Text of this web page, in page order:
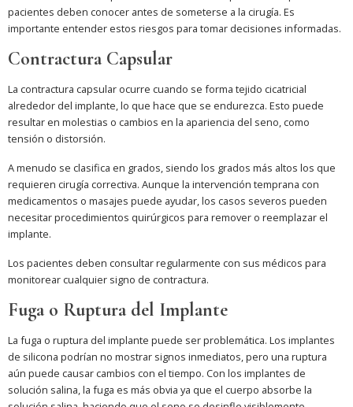
pacientes deben conocer antes de someterse a la cirugía. Es
importante entender estos riesgos para tomar decisiones informadas.
Contractura Capsular
La contractura capsular ocurre cuando se forma tejido cicatricial
alrededor del implante, lo que hace que se endurezca. Esto puede
resultar en molestias o cambios en la apariencia del seno, como
tensión o distorsión.
A menudo se clasifica en grados, siendo los grados más altos los que
requieren cirugía correctiva. Aunque la intervención temprana con
medicamentos o masajes puede ayudar, los casos severos pueden
necesitar procedimientos quirúrgicos para remover o reemplazar el
implante.
Los pacientes deben consultar regularmente con sus médicos para
monitorear cualquier signo de contractura.
Fuga o Ruptura del Implante
La fuga o ruptura del implante puede ser problemática. Los implantes
de silicona podrían no mostrar signos inmediatos, pero una ruptura
aún puede causar cambios con el tiempo. Con los implantes de
solución salina, la fuga es más obvia ya que el cuerpo absorbe la